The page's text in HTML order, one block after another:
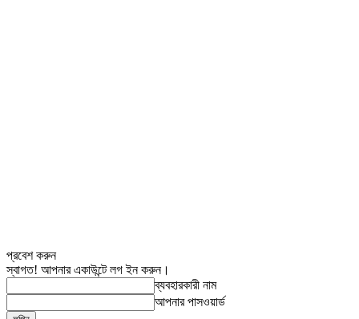
প্রবেশ করুন
স্বাগত! আপনার একাউন্টে লগ ইন করুন।
ব্যবহারকারী নাম
আপনার পাসওয়ার্ড